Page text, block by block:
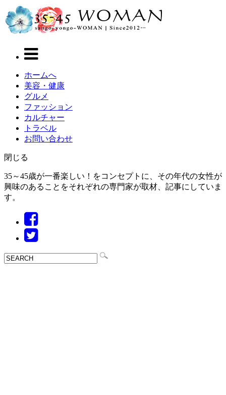
ホームへ
美容・健康
グルメ
ファッション
カルチャー
トラベル
お問い合わせ
閉じる
35～45歳が一番楽しい！をコンセプトに、その年代の女性が
興味のあることをそれぞれの専門家が取材、記事にしていま
す。